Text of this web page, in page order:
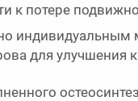
к потере
для улучшения